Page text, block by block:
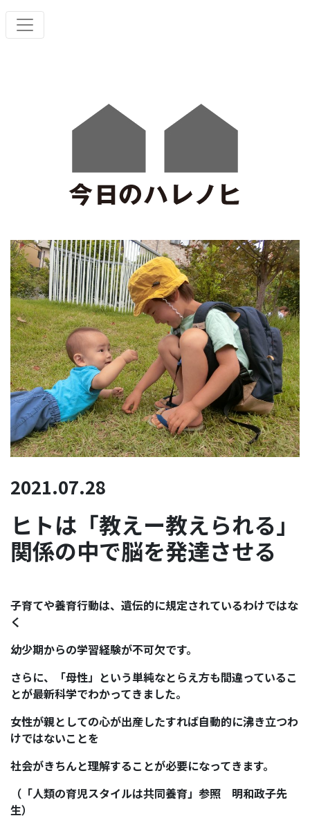
2021.07.28
ヒトは「教えー教えられる」
関係の中で脳を発達させる
子育てや養育行動は、遺伝的に規定されているわけではな
く
幼少期からの学習経験が不可欠です。
さらに、「母性」という単純なとらえ方も間違っているこ
とが最新科学でわかってきました。
女性が親としての心が出産したすれば自動的に沸き立つわ
けではないことを
社会がきちんと理解することが必要になってきます。
（「人類の育児スタイルは共同養育」参照 明和政子先
生）